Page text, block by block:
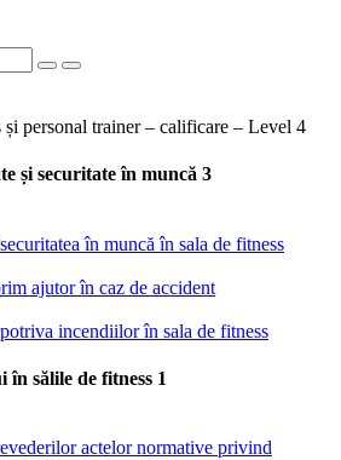
personal trainer – calificare – Level 4
și securitate în muncă 3
în muncă în sala de fitness
ajutor în caz de accident
incendiilor în sala de fitness
în sălile de fitness 1
actelor normative privind